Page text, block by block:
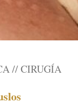
// CIRUGÍA